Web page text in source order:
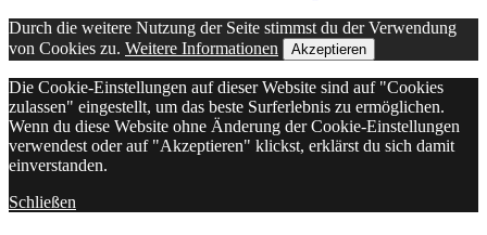
Durch die weitere Nutzung der Seite stimmst du der Verwendung
von Cookies zu. Weitere Informationen Akzeptieren
Die Cookie-Einstellungen auf dieser Website sind auf "Cookies
zulassen" eingestellt, um das beste Surferlebnis zu ermöglichen.
Wenn du diese Website ohne Änderung der Cookie-Einstellungen
verwendest oder auf "Akzeptieren" klickst, erklärst du sich damit
einverstanden.
Schließen